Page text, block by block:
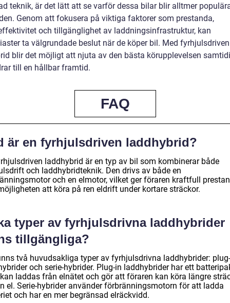
teknik, är det lätt att se varför dessa bilar blir alltmer
Genom att fokusera på viktiga faktorer som prestanda,
och tillgänglighet av laddningsinfrastruktur, kan
ta välgrundade beslut när de köper bil. Med fyrhjulsdriven
blir det möjligt att njuta av den bästa körupplevelsen
till en hållbar framtid.
FAQ
är en fyrhjulsdriven laddhybrid?
laddhybrid är en typ av bil som kombinerar både
och laddhybridteknik. Den drivs av både en
och en elmotor, vilket ger föraren kraftfull
att köra på ren eldrift under kortare sträckor.
typer av fyrhjulsdrivna laddhybrider
tillgängliga?
två huvudsakliga typer av fyrhjulsdrivna laddhybrider:
och serie-hybrider. Plug-in laddhybrider har ett
laddas från elnätet och gör att föraren kan köra längre
el. Serie-hybrider använder förbränningsmotorn för att ladda
och har en mer begränsad elräckvidd.